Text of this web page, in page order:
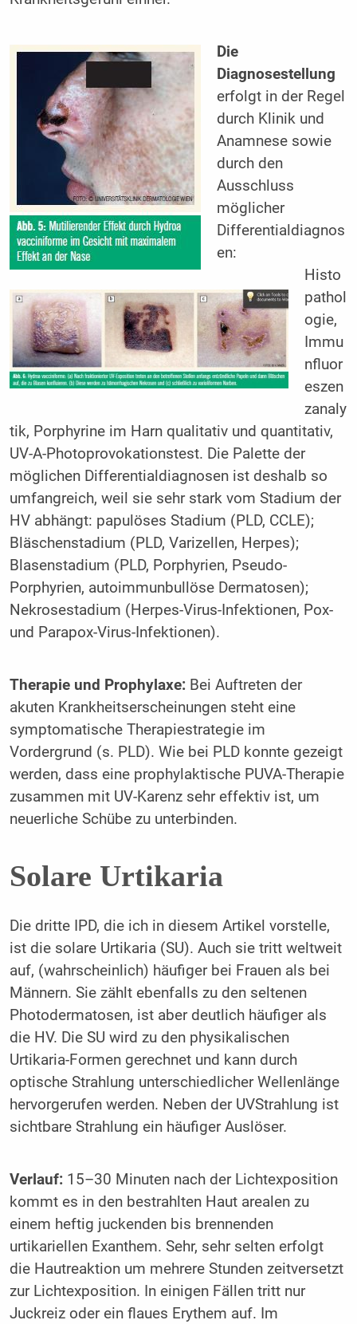
Die
Diagnosestellung
erfolgt in der Regel
durch Klinik und
Anamnese sowie
durch den
Ausschluss
möglicher
Differentialdiagnos
en:
Histo
pathol
ogie,
Immu
nfluor
eszen
zanaly
tik, Porphyrine im Harn qualitativ und quantitativ,
UV-A-Photoprovokationstest. Die Palette der
möglichen Differentialdiagnosen ist deshalb so
umfangreich, weil sie sehr stark vom Stadium der
HV abhängt: papulöses Stadium (PLD, CCLE);
Bläschenstadium (PLD, Varizellen, Herpes);
Blasenstadium (PLD, Porphyrien, Pseudo-
Porphyrien, autoimmunbullöse Dermatosen);
Nekrosestadium (Herpes-Virus-Infektionen, Pox-
und Parapox-Virus-Infektionen).
Therapie und Prophylaxe: Bei Auftreten der
akuten Krankheitserscheinungen steht eine
symptomatische Therapiestrategie im
Vordergrund (s. PLD). Wie bei PLD konnte gezeigt
werden, dass eine prophylaktische PUVA-Therapie
zusammen mit UV-Karenz sehr effektiv ist, um
neuerliche Schübe zu unterbinden.
Solare Urtikaria
Die dritte IPD, die ich in diesem Artikel vorstelle,
ist die solare Urtikaria (SU). Auch sie tritt weltweit
auf, (wahrscheinlich) häufiger bei Frauen als bei
Männern. Sie zählt ebenfalls zu den seltenen
Photodermatosen, ist aber deutlich häufiger als
die HV. Die SU wird zu den physikalischen
Urtikaria-Formen gerechnet und kann durch
optische Strahlung unterschiedlicher Wellenlänge
hervorgerufen werden. Neben der UVStrahlung ist
sichtbare Strahlung ein häufiger Auslöser.
Verlauf: 15–30 Minuten nach der Lichtexposition
kommt es in den bestrahlten Haut arealen zu
einem heftig juckenden bis brennenden
urtikariellen Exanthem. Sehr, sehr selten erfolgt
die Hautreaktion um mehrere Stunden zeitversetzt
zur Lichtexposition. In einigen Fällen tritt nur
Juckreiz oder ein flaues Erythem auf. Im